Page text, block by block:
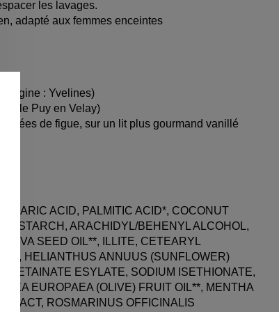
les lavages.
adapté aux femmes enceintes
(origine : Yvelines)
: le Puy en Velay)
de figue, sur un lit plus gourmand vanillé
ACID, PALMITIC ACID*, COCONUT
STARCH, ARACHIDYL/BEHENYL ALCOHOL,
SEED OIL**, ILLITE, CETEARYL
HELIANTHUS ANNUUS (SUNFLOWER)
BETAINATE ESYLATE, SODIUM ISETHIONATE,
EUROPAEA (OLIVE) FRUIT OIL**, MENTHA
ROSMARINUS OFFICINALIS